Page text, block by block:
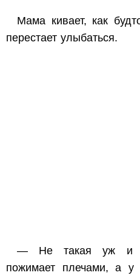
Мама кивает, как
перестает улыбаться.
— Не такая уж и
пожимает плечами, а